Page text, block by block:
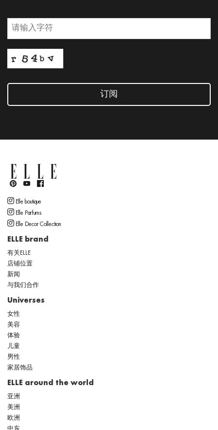
订阅
Elle boutique
Elle Parfums
Elle Decor Collection
ELLE brand
有关ELLE
店铺位置
新闻
与我们合作
Universes
女性
美容
体验
儿童
男性
家居饰品
ELLE around the world
亚洲
美洲
欧洲